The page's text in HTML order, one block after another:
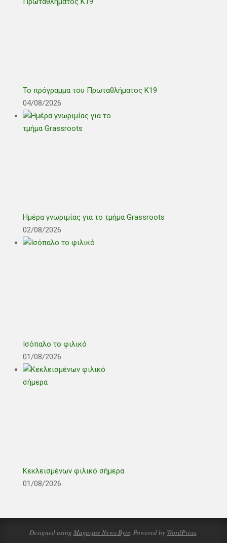
Το πρόγραμμα του Πρωταθλήματος Κ19
04/08/2026
Ημέρα γνωριμίας για το τμήμα Grassroots
02/08/2026
Ισόπαλο το φιλικό
01/08/2026
Κεκλεισμένων φιλικό σήμερα
01/08/2026
Designed using Magazine News Byte. Powered by WordPress.